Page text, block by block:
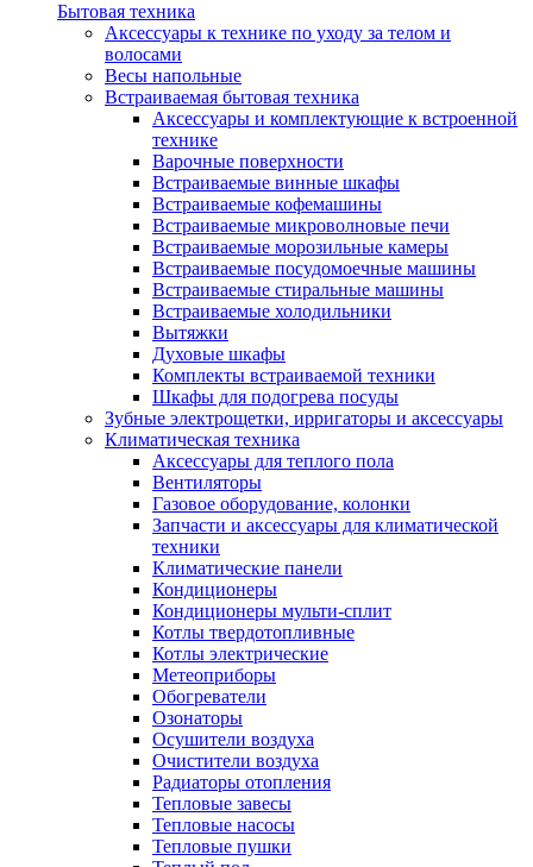
Бытовая техника
Аксессуары к технике по уходу за телом и
волосами
Весы напольные
Встраиваемая бытовая техника
Аксессуары и комплектующие к встроенной
технике
Варочные поверхности
Встраиваемые винные шкафы
Встраиваемые кофемашины
Встраиваемые микроволновые печи
Встраиваемые морозильные камеры
Встраиваемые посудомоечные машины
Встраиваемые стиральные машины
Встраиваемые холодильники
Вытяжки
Духовые шкафы
Комплекты встраиваемой техники
Шкафы для подогрева посуды
Зубные электрощетки, ирригаторы и аксессуары
Климатическая техника
Аксессуары для теплого пола
Вентиляторы
Газовое оборудование, колонки
Запчасти и аксессуары для климатической
техники
Климатические панели
Кондиционеры
Кондиционеры мульти-сплит
Котлы твердотопливные
Котлы электрические
Метеоприборы
Обогреватели
Озонаторы
Осушители воздуха
Очистители воздуха
Радиаторы отопления
Тепловые завесы
Тепловые насосы
Тепловые пушки